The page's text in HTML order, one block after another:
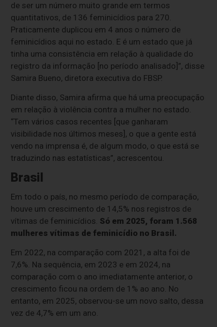
de ser um número muito grande em termos
quantitativos, de 136 feminicídios para 270.
Praticamente duplicou em 4 anos o número de
feminicídios aqui no estado. E é um estado que já
tinha uma consistência em relação à qualidade do
registro da informação [no período analisado]”, disse
Samira Bueno, diretora executiva do FBSP.
Diante disso, Samira afirma que há uma preocupação
em relação à violência contra a mulher no estado.
“Tem vários casos recentes [que ganharam
visibilidade nos últimos meses], o que a gente está
vendo na imprensa é, de algum modo, o que está se
traduzindo nas estatísticas”, acrescentou.
Brasil
Em todo o país, no mesmo período de comparação,
houve um crescimento de 14,5% nos registros de
vítimas de feminicídios. Só em 2025, foram 1.568
mulheres vítimas de feminicídio no Brasil.
Em 2022, na comparação com 2021, a alta foi de
7,6%. Na sequência, em 2023 e em 2024, na
comparação com o ano imediatamente anterior, o
crescimento ficou na ordem de 1% ao ano. No
entanto, em 2025, observou-se um novo salto, dessa
vez de 4,7% em um ano.